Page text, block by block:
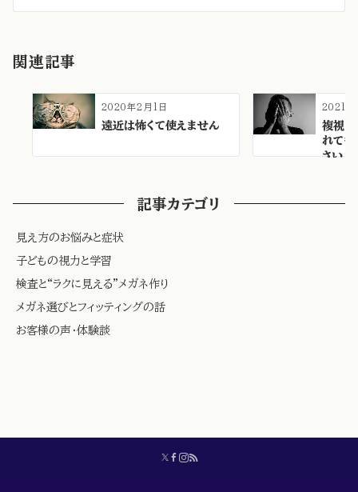
関連記事
2020年2月1日
遠近は怖くて使えません
2021
複視は
れても
さい
記事カテゴリ
見え方のお悩みと症状
子どもの視力と学習
検査と“ラクに見える”メガネ作り
メガネ選びとフィッティングの話
お客様の声・体験談